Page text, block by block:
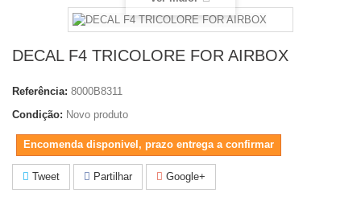
DECAL F4 TRICOLORE FOR AIRBOX
Referência: 8000B8311
Condição: Novo produto
Encomenda disponivel, prazo entrega a confirmar
Tweet Partilhar Google+